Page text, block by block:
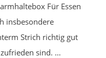
Für Essen
insbesondere
Strich richtig gut
sind. …